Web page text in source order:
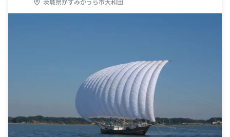
茨城県かすみがうら市大和田